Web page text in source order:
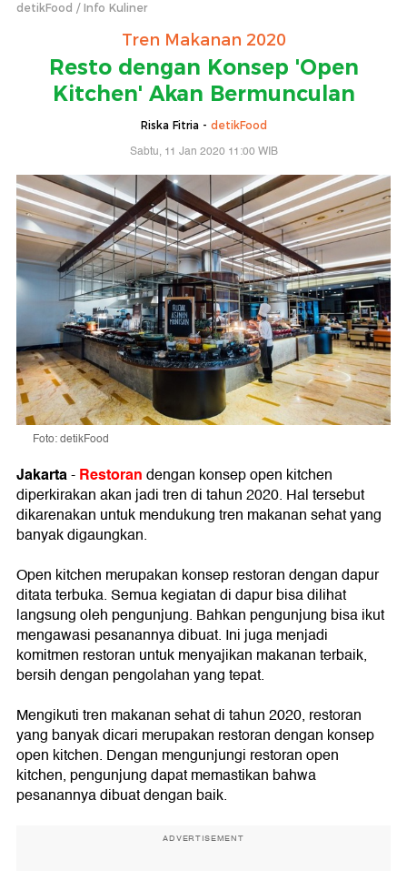
detikFood Info Kuliner
Tren Makanan 2020
Resto dengan Konsep 'Open
Kitchen' Akan Bermunculan
Riska Fitria - detikFood
Sabtu, 11 Jan 2020 11:00 WIB
Foto: detikFood
Jakarta-Restorandengan konsep open kitchen
diperkirakan akan jadi tren di tahun 2020. Hal tersebut
dikarenakan untuk mendukung tren makanan sehat yang
banyak digaungkan.
Open kitchen merupakan konsep restoran dengan dapur
ditata terbuka. Semua kegiatan di dapur bisa dilihat
langsung oleh pengunjung. Bahkan pengunjung bisa ikut
mengawasi pesanannya dibuat. Ini juga menjadi
komitmen restoran untuk menyajikan makanan terbaik,
bersih dengan pengolahan yang tepat.
Mengikuti tren makanan sehat di tahun 2020, restoran
yang banyak dicari merupakan restoran dengan konsep
open kitchen. Dengan mengunjungi restoran open
kitchen, pengunjung dapat memastikan bahwa
pesanannya dibuat dengan baik.
ADVERTISEMENT